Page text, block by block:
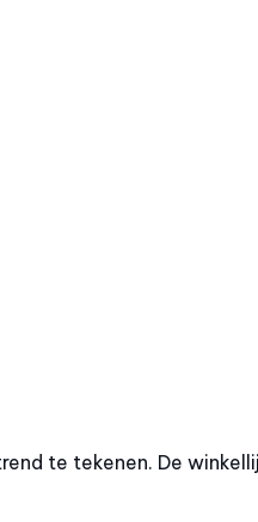
te tekenen. De